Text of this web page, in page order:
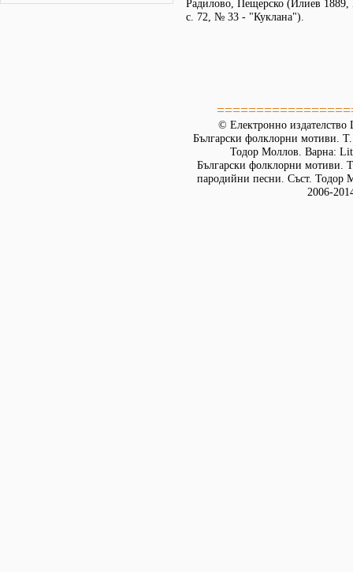
Радилово, Пещерско (Илиев
с. 72, № 33 - "Куклана").
© Електронно издателство
Български фолклорни мотиви.
Тодор Моллов. Варна:
Български фолклорни мотиви.
пародийни песни. Съст. Тодор
2006-